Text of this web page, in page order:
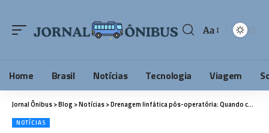
Aa
Home Brasil Notícias Tecnologia Viagem
Jornal Ônibus>Blog >Notícias>Drenagem linfática pós-operatória: Quando começar? Saiba agora com Milton Seigi Hayashi!
NOTÍCIAS